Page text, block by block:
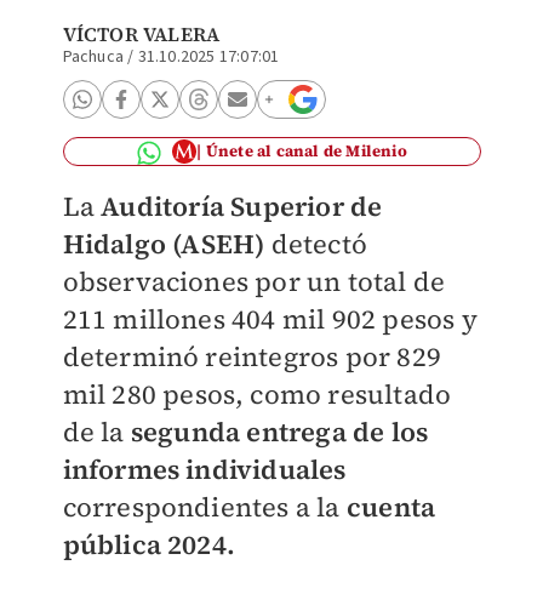
VÍCTOR VALERA
Pachuca / 31.10.2025 17:07:01
Únete al canal de Milenio
LaAuditoría Superior de
Hidalgo (ASEH) detectó
observaciones por un total de
211 millones 404 mil 902 pesos y
determinó reintegros por 829
mil 280 pesos, como resultado
de la segunda entrega de los
informes individuales
correspondientes a la cuenta
pública 2024.